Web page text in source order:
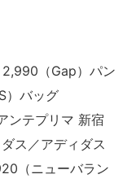
（Gap）パン
）バッグ
ンテプリマ 新宿
ス／アディダス
（ニューバラン